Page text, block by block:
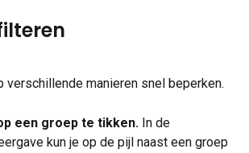
verschillende manieren snel beperken.
een groep te tikken. In de
kun je op de pijl naast een groep